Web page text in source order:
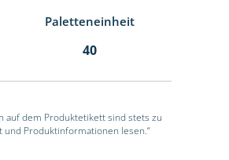
Paletteneinheit
40
auf dem Produktetikett sind stets zu
und Produktinformationen lesen.“